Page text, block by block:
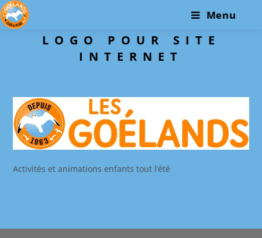
Skip
to
Menu
LOGO POUR SITE
INTERNET
Activités et animations enfants tout l’été